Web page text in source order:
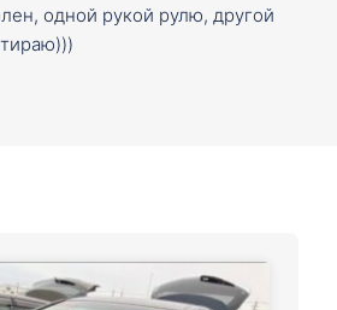
одной рукой рулю, другой